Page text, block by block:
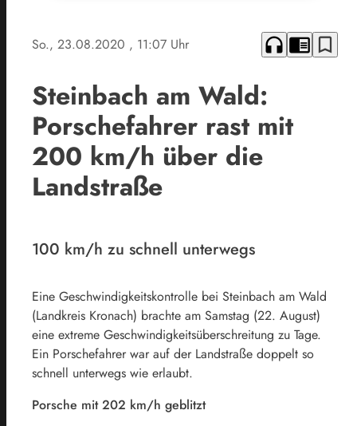
So., 23.08.2020 , 11:07 Uhr headphones chrome_reader_mode bookmark_border
Steinbach am Wald:
Porschefahrer rast mit
200 km/h über die
Landstraße
100 km/h zu schnell unterwegs
Eine Geschwindigkeitskontrolle bei Steinbach am Wald
(Landkreis Kronach) brachte am Samstag (22. August)
eine extreme Geschwindigkeitsüberschreitung zu Tage.
Ein Porschefahrer war auf der Landstraße doppelt so
schnell unterwegs wie erlaubt.
Porsche mit 202 km/h geblitzt